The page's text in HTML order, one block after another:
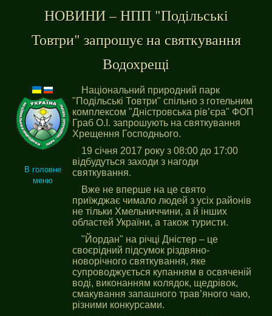
НОВИНИ – НПП "Подільські
Товтри" запрошує на святкування
Водохрещі
В головне
меню
Національний природний парк
"Подільські Товтри" спільно з готельним
комплексом "Дністровська рів’єра" ФОП
Граб О.І. запрошують на святкування
Хрещення Господнього.
19 січня 2017 року з 08:00 до 17:00
відбудуться заходи з нагоди
святкування.
Вже не вперше на це свято
приїжджає чимало людей з усіх районів
не тільки Хмельниччини, а й інших
областей України, а також туристи.
"Йордан" на річці Дністер – це
своєрідний підсумок різдвяно-
новорічного святкування, яке
супроводжується купанням в освяченій
воді, виконанням колядок, щедрівок,
смакування запашного трав’яного чаю,
різними конкурсами.